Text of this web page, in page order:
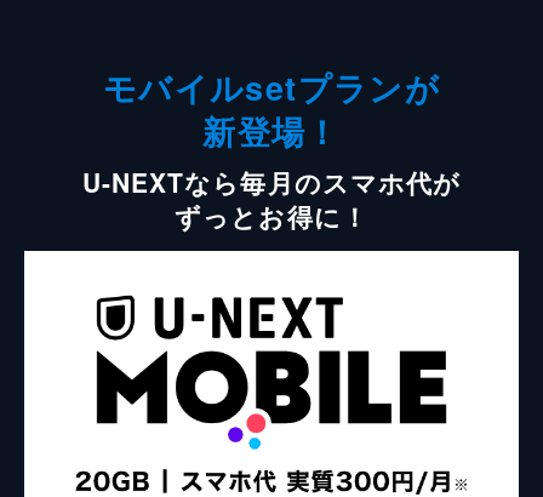
モバイルsetプランが
新登場！
U-NEXTなら毎月のスマホ代が
ずっとお得に！